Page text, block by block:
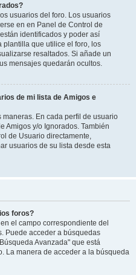
usuarios del foro. Los usuarios
en en Panel de Control de
identificados y poder así
plantilla que utilice el foro, los
resaltados. Si añade un
mensajes quedarán ocultos.
de mi lista de Amigos e
En cada perfil de usuario
Amigos y/o Ignorados. También
de Usuario directamente,
usuarios de su lista desde esta
foros?
el campo correspondiente del
Puede acceder a búsquedas
Avanzada" que está
La manera de acceder a la búsqueda